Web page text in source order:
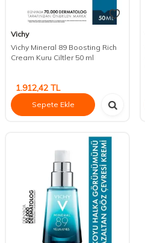
Vichy
Vichy Mineral 89 Boosting Rich
Cream Kuru Ciltler 50 ml
1.912,42 TL
Sepete Ekle